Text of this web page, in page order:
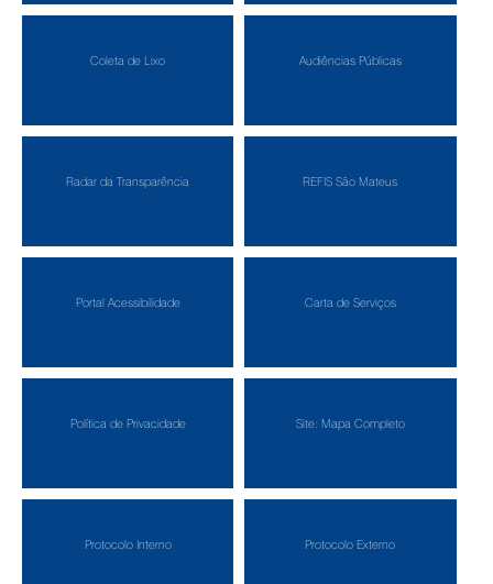
Coleta de Lixo Audiências Públicas
Radar da Transparência REFIS São Mateus
Portal Acessibilidade Carta de Serviços
Política de Privacidade Site: Mapa Completo
Protocolo Interno Protocolo Externo